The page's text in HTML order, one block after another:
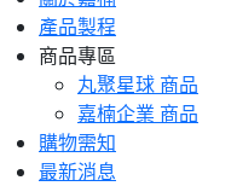
產品製程
商品專區
丸聚星球 商品
嘉楠企業 商品
購物需知
最新消息